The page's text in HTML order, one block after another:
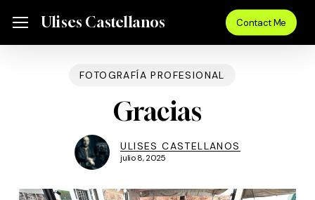
MenuUlises Castellanos Contact Me
FOTOGRAFÍA PROFESIONAL
Gracias
ULISES CASTELLANOS
julio 8, 2025